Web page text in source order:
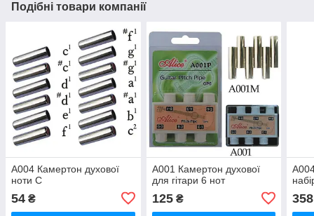
Подібні товари компанії
A004 Камертон духової
ноти С
54 ₴
A001 Камертон духової
для гітари 6 нот
125₴ 358